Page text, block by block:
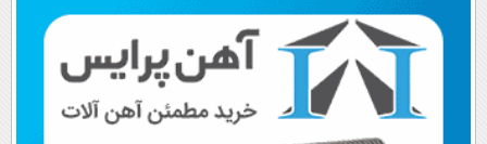
اقساطی😍
پرداخت قسطی